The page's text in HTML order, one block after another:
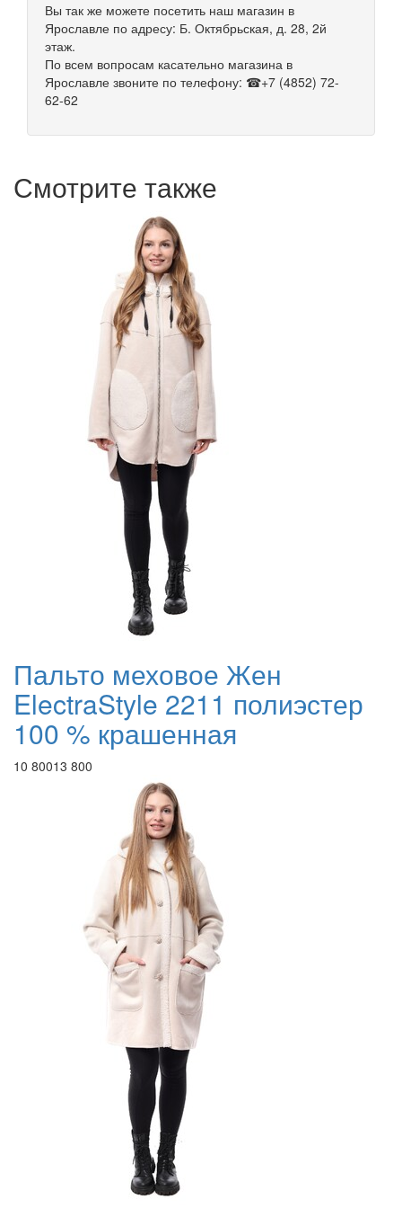
Вы так же можете посетить наш магазин в
Ярославле по адресу: Б. Октябрьская, д. 28, 2й
этаж.
По всем вопросам касательно магазина в
Ярославле звоните по телефону: ☎+7 (4852) 72-
62-62
Смотрите также
Пальто меховое Жен
ElectraStyle 2211 полиэстер
100 % крашенная
10 80013 800